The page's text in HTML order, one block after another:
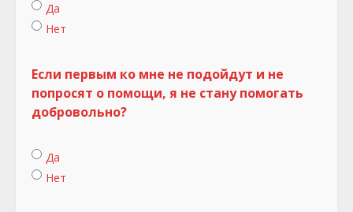
Да
Нет
Если первым ко мне не подойдут и не
попросят о помощи, я не стану помогать
добровольно?
Да
Нет